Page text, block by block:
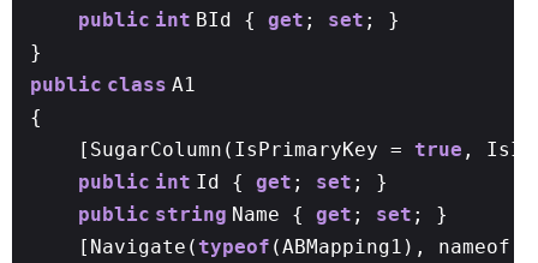
public int BId { get ; set ; }
}
public class A1
{
[SugarColumn(IsPrimaryKey = true ,
public int Id { get ; set ; }
public string Name { get ; set ; }
[Navigate(typeof (ABMapping1),